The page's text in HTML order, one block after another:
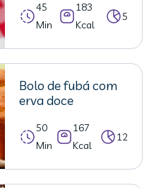
45
Min
183
Kcal
5
Bolo de fubá com
erva doce
50
Min
167
Kcal
12